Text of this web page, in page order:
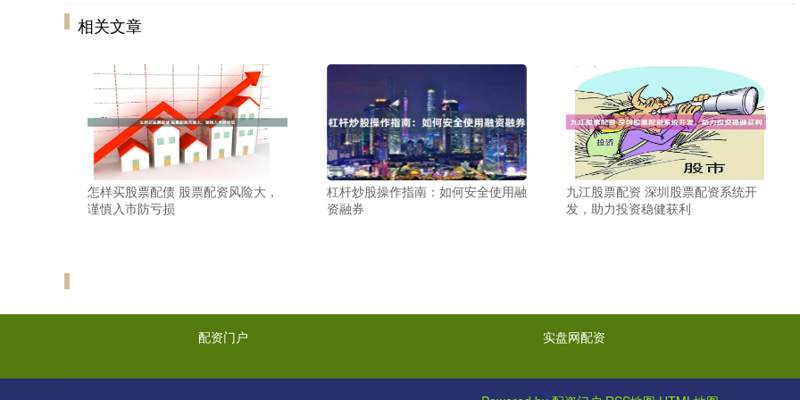
相关文章
怎样买股票配债 股票配资风险大，
谨慎入市防亏损
杠杆炒股操作指南：如何安全使用融
资融券
九江股票配资 深圳股票配资系统开
发，助力投资稳健获利
配资门户 实盘网配资